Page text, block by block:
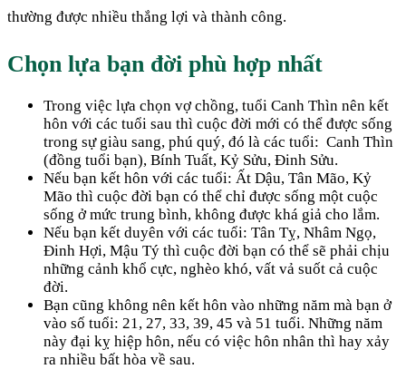
thường được nhiều thắng lợi và thành công.
Chọn lựa bạn đời phù hợp nhất
Trong việc lựa chọn vợ chồng, tuổi Canh Thìn nên kết
hôn với các tuổi sau thì cuộc đời mới có thể được sống
trong sự giàu sang, phú quý, đó là các tuổi: Canh Thìn
(đồng tuổi bạn), Bính Tuất, Kỷ Sửu, Đinh Sửu.
Nếu bạn kết hôn với các tuổi: Ất Dậu, Tân Mão, Kỷ
Mão thì cuộc đời bạn có thể chỉ được sống một cuộc
sống ở mức trung bình, không được khá giả cho lắm.
Nếu bạn kết duyên với các tuổi: Tân Tỵ, Nhâm Ngọ,
Đinh Hợi, Mậu Tý thì cuộc đời bạn có thể sẽ phải chịu
những cảnh khổ cực, nghèo khó, vất vả suốt cả cuộc
đời.
Bạn cũng không nên kết hôn vào những năm mà bạn ở
vào số tuổi: 21, 27, 33, 39, 45 và 51 tuổi. Những năm
này đại kỵ hiệp hôn, nếu có việc hôn nhân thì hay xảy
ra nhiều bất hòa về sau.